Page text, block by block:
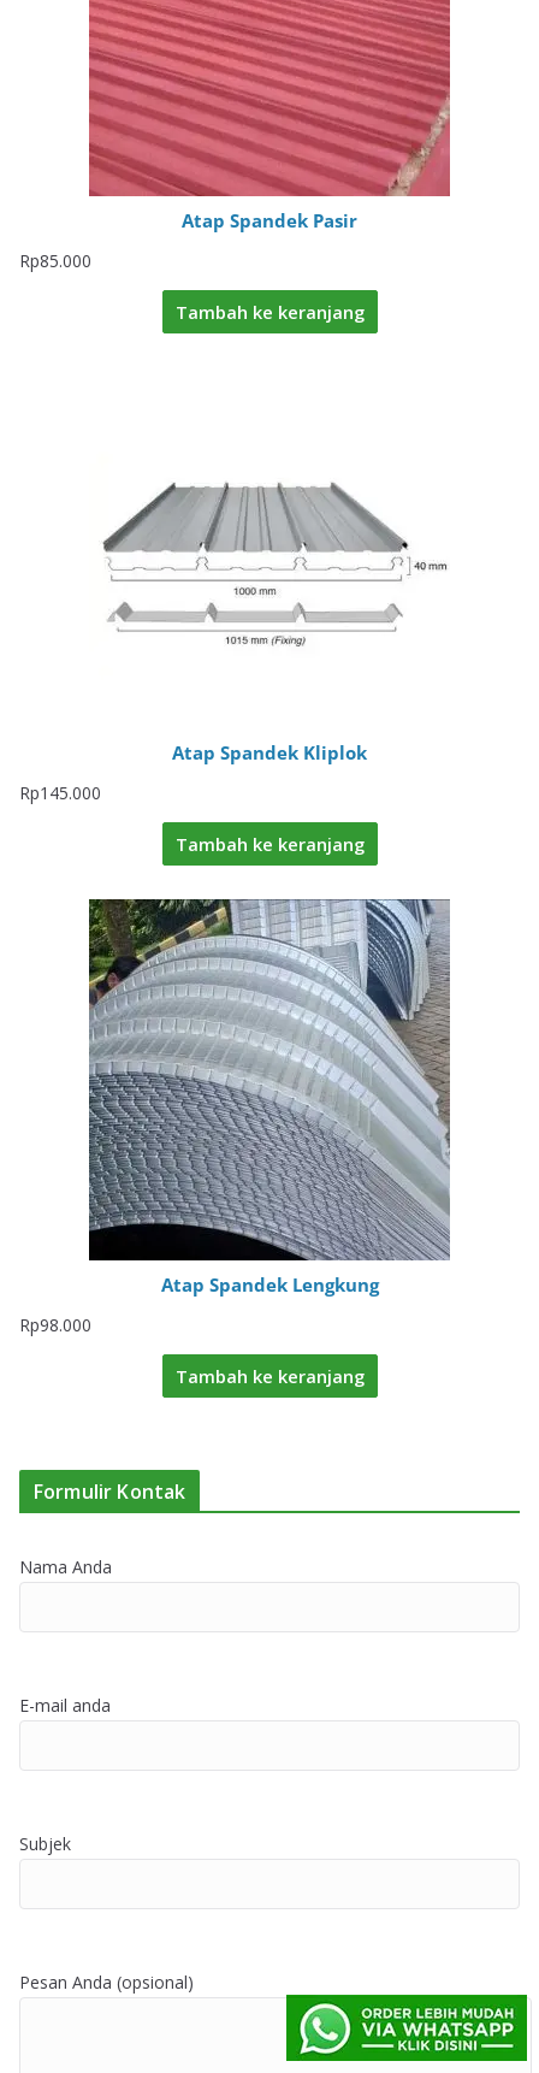
Atap Spandek Pasir
Rp85.000
Tambah ke keranjang
Atap Spandek Kliplok
Rp145.000
Tambah ke keranjang
Atap Spandek Lengkung
Rp98.000
Tambah ke keranjang
Formulir Kontak
Nama Anda
E-mail anda
Subjek
Pesan Anda (opsional)